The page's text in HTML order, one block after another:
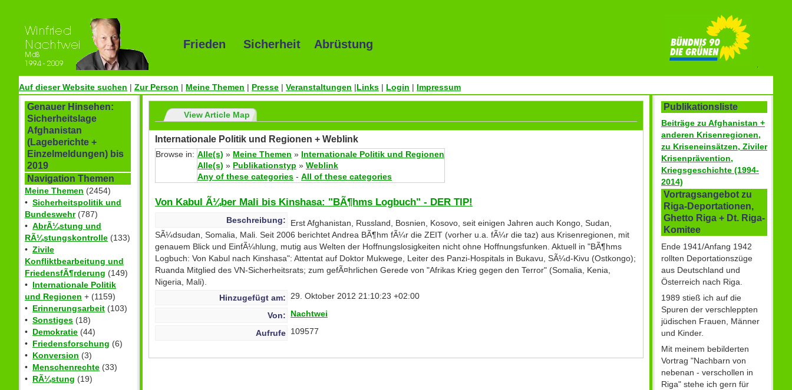
Frieden Sicherheit Abrüstung
Auf dieser Website suchen | Zur Person | Meine Themen | Presse | Veranstaltungen |Links | Login | Impressum
Genauer Hinsehen:
Sicherheitslage
Afghanistan
(Lageberichte +
Einzelmeldungen) bis
2019
Navigation Themen
Meine Themen (2454)
• Sicherheitspolitik und
Bundeswehr(787)
• AbrÃ¼stung und
RÃ¼stungskontrolle (133)
• Zivile
Konfliktbearbeitung und
FriedensfÃ¶rderung (149)
• Internationale Politik
und Regionen + (1159)
• Erinnerungsarbeit (103)
• Sonstiges (18)
• Demokratie (44)
• Friedensforschung (6)
• Konversion (3)
• Menschenrechte (33)
• RÃ¼stung (19)
View Article Map
Internationale Politik und Regionen + Weblink
Browse in: Alle(s) » Meine Themen » Internationale Politik und Regionen
Alle(s) » Publikationstyp » Weblink
Any of these categories - All of these categories
Von Kabul Ã¼ber Mali bis Kinshasa: "BÃ¶hms Logbuch" - DER TIP!
Beschreibung:
Erst Afghanistan, Russland, Bosnien, Kosovo, seit einigen Jahren auch Kongo, Sudan,
SÃ¼dsudan, Somalia, Mali. Seit 2006 berichtet Andrea BÃ¶hm fÃ¼r die ZEIT (vorher u.a. fÃ¼r die taz) aus Krisenregionen, mit
genauem Blick und EinfÃ¼hlung, mutig aus Welten der Hoffnungslosigkeiten nicht ohne Hoffnungsfunken. Aktuell in "BÃ¶hms
Logbuch: Von Kabul nach Kinshasa": Attentat auf Doktor Mukwege, Leiter des Panzi-Hospitals in Bukavu, SÃ¼d-Kivu (Ostkongo);
Ruanda Mitglied des VN-Sicherheitsrats; zum gefÃ¤hrlichen Gerede von "Afrikas Krieg gegen den Terror" (Somalia, Kenia,
Nigeria, Mali).
Hinzugefügt am:
29. Oktober 2012 21:10:23 +02:00
Von: Nachtwei
Aufrufe 109577
Publikationsliste
Beiträge zu Afghanistan +
anderen Krisenregionen,
zu Kriseneinsätzen, Ziviler
Krisenprävention,
Kriegsgeschichte (1994-
2014)
Vortragsangebot zu
Riga-Deportationen,
Ghetto Riga + Dt. Riga-
Komitee
Ende 1941/Anfang 1942
rollten Deportationszüge
aus Deutschland und
Österreich nach Riga.
1989 stieß ich auf die
Spuren der verschleppten
jüdischen Frauen, Männer
und Kinder.
Mit meinem bebilderten
Vortrag "Nachbarn von
nebenan - verschollen in
Riga" stehe ich gern für